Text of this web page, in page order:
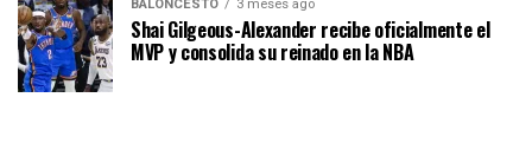
BALONCESTO 3 meses ago
Shai Gilgeous-Alexander recibe oficialmente el
MVP y consolida su reinado en la NBA